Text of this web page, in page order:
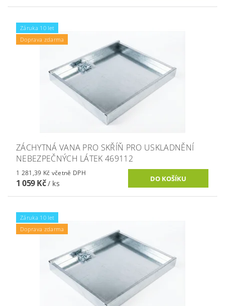
Záruka 10 let
Doprava zdarma
ZÁCHYTNÁ VANA PRO SKŘÍŇ PRO USKLADNĚNÍ
NEBEZPEČNÝCH LÁTEK 469112
1 281,39 Kč včetně DPH
1 059 Kč/ ks
Záruka 10 let
Doprava zdarma